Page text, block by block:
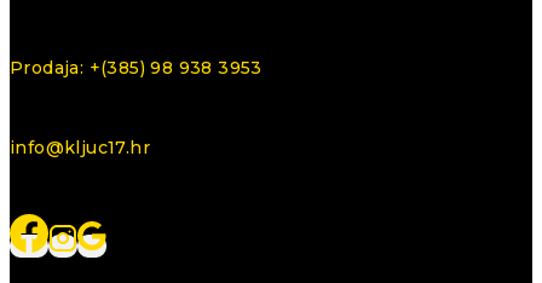
Prodaja: +(385) 98 938 3953
info@kljuc17.hr